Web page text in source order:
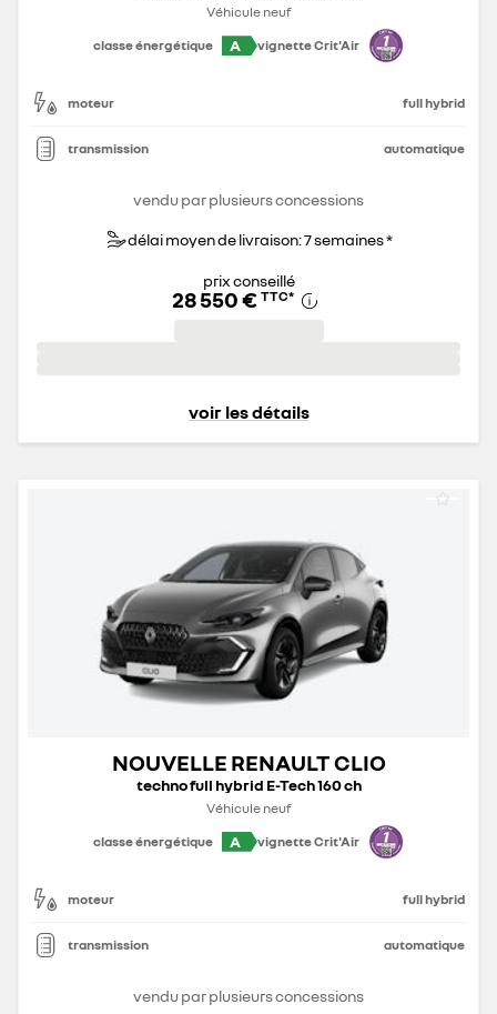
Véhicule neuf
classe énergétique
A vignette Crit'Air
moteur full hybrid
transmission automatique
vendu par plusieurs concessions
délai moyen de livraison: 7 semaines *
prix conseillé
28 550 € TTC*
voir les détails
NOUVELLE RENAULT CLIO
techno full hybrid E-Tech 160 ch
Véhicule neuf
classe énergétique
A vignette Crit'Air
moteur full hybrid
transmission automatique
vendu par plusieurs concessions